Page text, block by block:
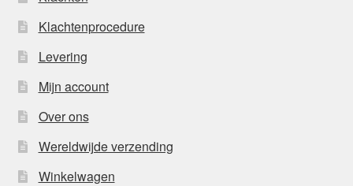
Klachtenprocedure
Levering
Mijn account
Over ons
Wereldwijde verzending
Winkelwagen